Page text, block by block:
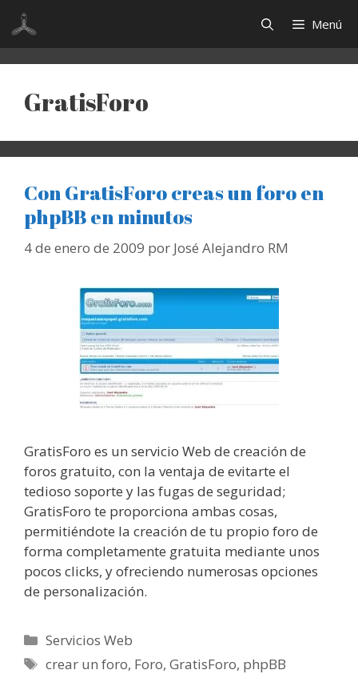
Saltar
contenido
Menú
GratisForo
Con GratisForo creas un foro en
phpBB en minutos
4 de enero de 2009 por José Alejandro RM
GratisForo es un servicio Web de creación de
foros gratuito, con la ventaja de evitarte el
tedioso soporte y las fugas de seguridad;
GratisForo te proporciona ambas cosas,
permitiéndote la creación de tu propio foro de
forma completamente gratuita mediante unos
pocos clicks, y ofreciendo numerosas opciones
de personalización.
Categorías
Servicios Web
Etiquetas
crear un foro, Foro,GratisForo, phpBB